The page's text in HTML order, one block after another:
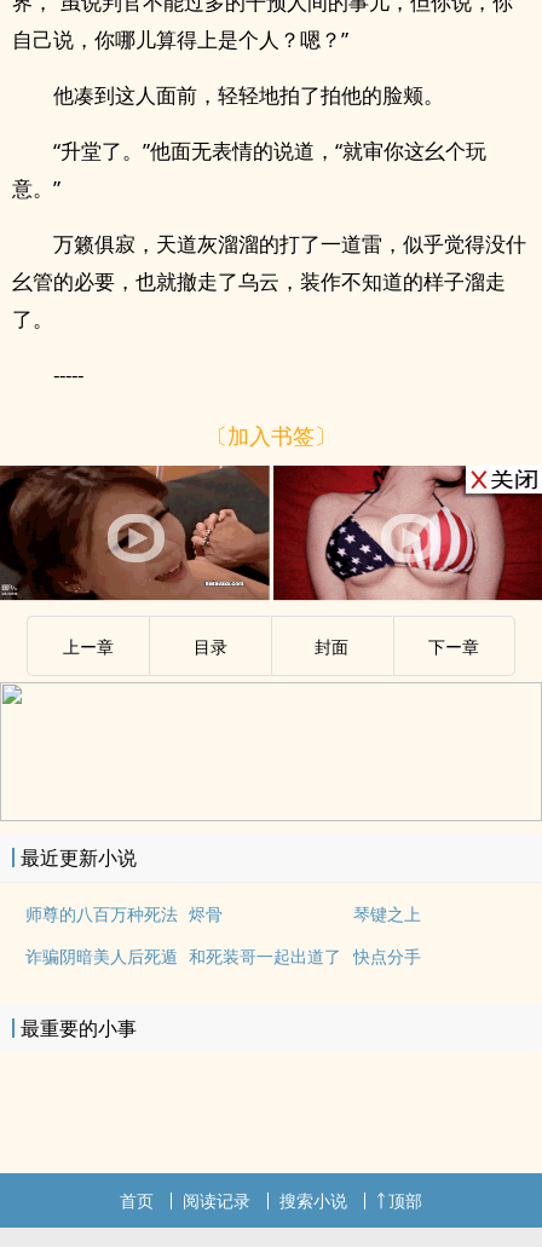
自己说，你哪儿算得上是个人？嗯？”
他凑到这人面前，轻轻地拍了拍他的脸颊。
“升堂了。”他面无表情的说道，“就审你这幺个玩
意。”
万籁俱寂，天道灰溜溜的打了一道雷，似乎觉得没什
幺管的必要，也就撤走了乌云，装作不知道的样子溜走
了。
-----
〔加入书签〕
.
上ー章 目录 封面 下ー章
.
最近更新小说
师尊的八百万种死法 烬骨
琴键之上
诈骗阴暗美人后死遁 和死装哥一起出道了 快点分手
最重要的小事
首页 阅读记录 搜索小说 顶部